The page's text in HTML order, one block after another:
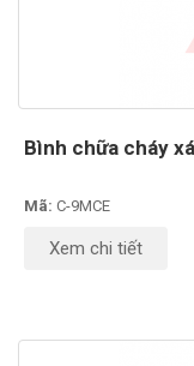
Bình chữa cháy
Mã: C-9MCE
Xem chi tiết